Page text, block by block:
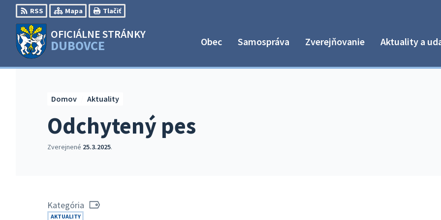
Preskočiť
na
obsah
RSS Mapa Tlačiť
OFICIÁLNE STRÁNKY
DUBOVCE Obec Samospráva Zverejňovanie Aktuality a
Odchytený pes
Domov Aktuality
Zverejnené 25.3.2025.
Kategória
AKTUALITY